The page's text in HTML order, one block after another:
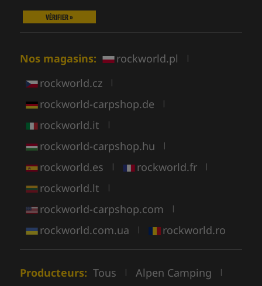
VÉRIFIER »
Nos magasins: rockworld.pl |
rockworld.cz |
rockworld-carpshop.de |
rockworld.it |
rockworld-carpshop.hu |
rockworld.es | rockworld.fr |
rockworld.lt |
rockworld-carpshop.com |
rockworld.com.ua | rockworld.ro
Producteurs: Tous | Alpen Camping |